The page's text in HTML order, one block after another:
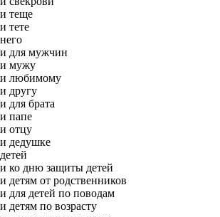
теще
тете
для мужчин
мужу
любимому
другу
для брата
папе
отцу
дедушке
ко дню защиты детей
детям от родственников
для детей по поводам
детям по возрасту